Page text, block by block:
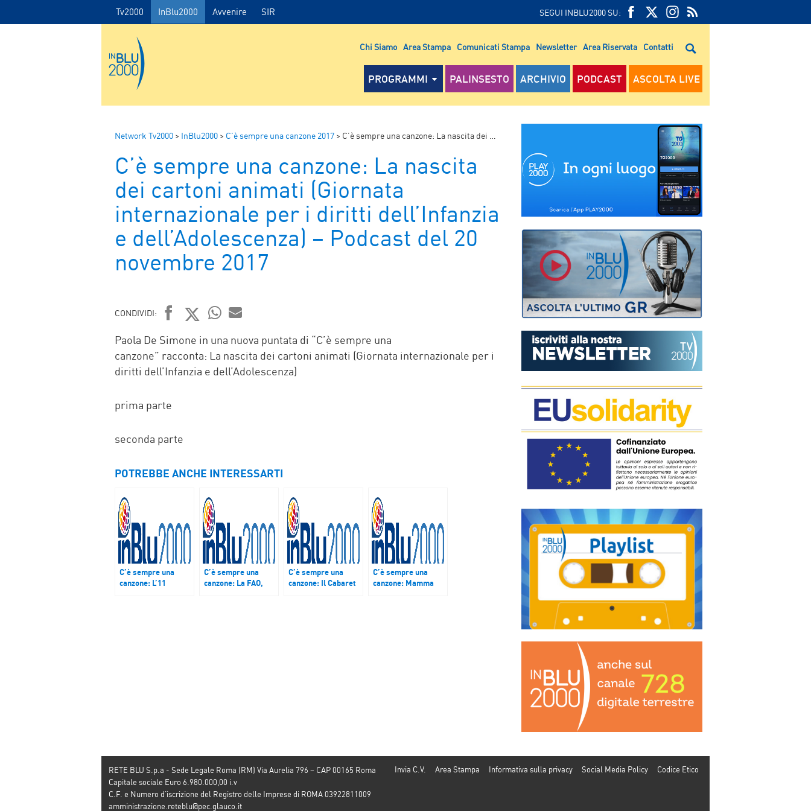
Tv2000 InBlu2000 Avvenire SIR SEGUI INBLU2000 SU:
FEED
RSS
RSS
Chi Siamo Area Stampa Comunicati Stampa Newsletter Area Riservata Contatti
PROGRAMMI PALINSESTO ARCHIVIO PODCAST ASCOLTA LIVE
Network Tv2000 > InBlu2000 > C'è sempre una canzone 2017 > C’è sempre una canzone: La nascita dei cartoni animati (Giornata internazionale per i diritti dell’Infanzia e dell’Adolescenza) – Podcast del 20 novembre 2017
C’è sempre una canzone: La nascita
dei cartoni animati (Giornata
internazionale per i diritti dell’Infanzia
e dell’Adolescenza) – Podcast del 20
novembre 2017
CONDIVIDI:
FACEBOOK
TWITTER
WHATSAPP
MAIL
Paola De Simone in una nuova puntata di “C’è sempre una
canzone” racconta: La nascita dei cartoni animati (Giornata internazionale per i
diritti dell’Infanzia e dell’Adolescenza)
prima parte
seconda parte
POTREBBE ANCHE INTERESSARTI
C’è sempre una
canzone: L’11
C’è sempre una
canzone: La FAO,
C’è sempre una
canzone: Il Cabaret
C’è sempre una
canzone: Mamma
Invia C.V. Area Stampa Informativa sulla privacy Social Media Policy Codice Etico
RETE BLU S.p.a - Sede Legale Roma (RM) Via Aurelia 796 – CAP 00165 Roma
Capitale sociale Euro 6.980.000,00 i.v
C.F. e Numero d’iscrizione del Registro delle Imprese di ROMA 03922811009
amministrazione.reteblu@pec.glauco.it